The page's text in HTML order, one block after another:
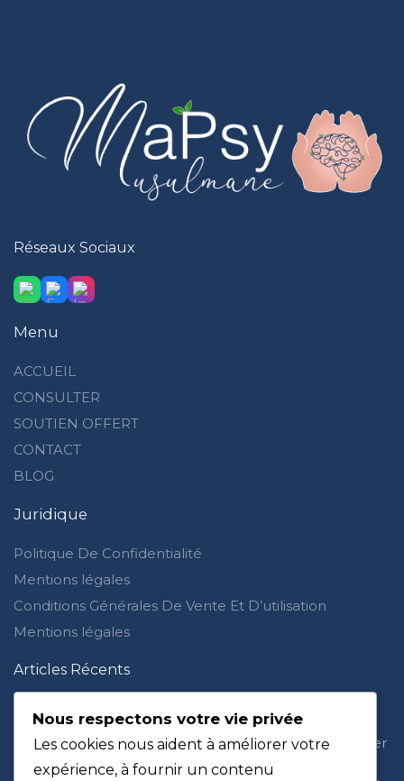
Réseaux Sociaux
Menu
ACCUEIL
CONSULTER
SOUTIEN OFFERT
CONTACT
BLOG
Juridique
Politique De Confidentialité
Mentions légales
Conditions Générales De Vente Et D’utilisation
Mentions légales
Articles Récents
dans la foi
Rabaisser les autres en islam : comprendre, se corriger
et répondre avec sagesse
Nous respectons votre vie privée
Les cookies nous aident à améliorer votre
expérience, à fournir un contenu